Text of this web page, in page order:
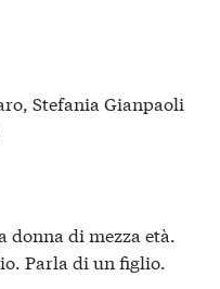
Stefania Gianpaoli
donna di mezza età.
Parla di un figlio.